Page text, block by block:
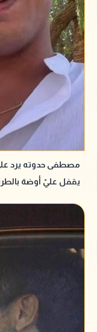
مصطفى حدوته يرد
يقفل عليّ أوضة